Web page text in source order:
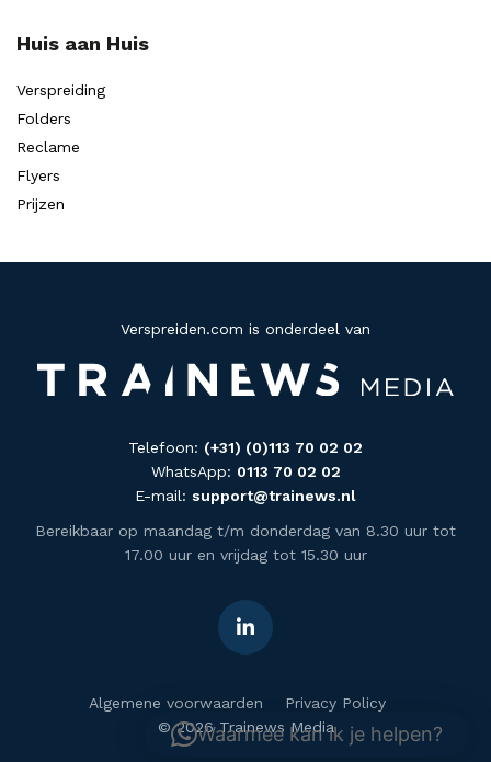
Huis aan Huis
Verspreiding
Folders
Reclame
Flyers
Prijzen
Verspreiden.com is onderdeel van
Telefoon: (+31) (0)113 70 02 02
WhatsApp: 0113 70 02 02
E-mail: support@trainews.nl
Bereikbaar op maandag t/m donderdag van 8.30 uur tot
17.00 uur en vrijdag tot 15.30 uur
Algemene voorwaarden
Privacy Policy
© 2026 Trainews Media
Waarmee kan ik je helpen?